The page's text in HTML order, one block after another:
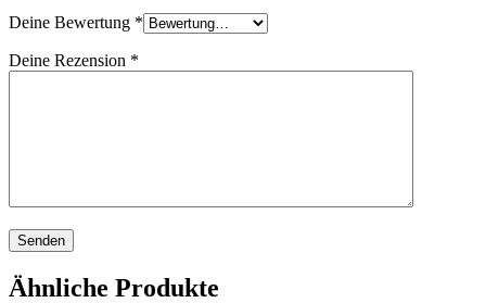
Deine Bewertung *
Deine Rezension *
Ähnliche Produkte